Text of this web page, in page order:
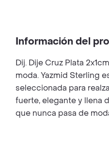
Información del
Dij. Dije Cruz Plata
moda. Yazmid Sterling
seleccionada para
fuerte, elegante y llena
que nunca pasa de